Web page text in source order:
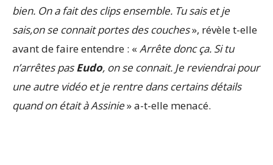
bien. On a fait des clips ensemble. Tu sais et je
sais,on se connait portes des couches», révèle t-elle
avant de faire entendre : « Arrête donc ça. Si tu
n’arrêtes pasEudo, on se connait. Je reviendrai pour
une autre vidéo et je rentre dans certains détails
quand on était à Assinie» a-t-elle menacé.